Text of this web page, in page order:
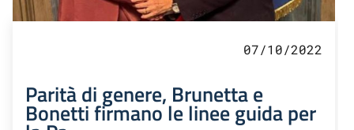
07/10/2022
Parità di genere, Brunetta e
Bonetti firmano le linee guida per